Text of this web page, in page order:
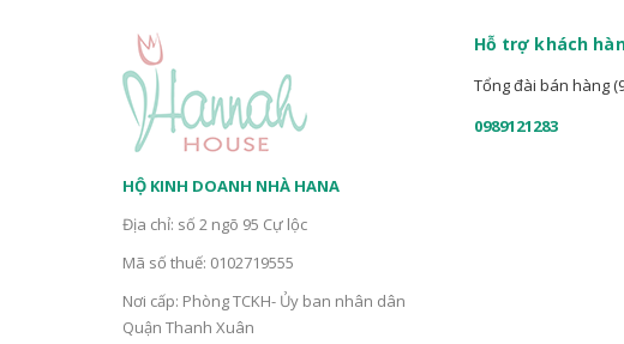
HỘ KINH DOANH NHÀ HANA
Địa chỉ: số 2 ngõ 95 Cự lộc
Mã số thuế: 0102719555
Nơi cấp: Phòng TCKH- Ủy ban nhân dân
Quận Thanh Xuân
Hỗ trợ khách
Tổng đài bán hàng
0989121283